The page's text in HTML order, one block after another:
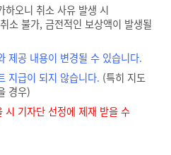
하오니 취소 사유 발생 시
소 불가, 금전적인 보상액이 발생될
제공 내용이 변경될 수 있습니다.
지급이 되지 않습니다. (특히 지도
경우)
시 기자단 선정에 제재 받을 수